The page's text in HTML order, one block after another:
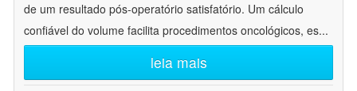
de um resultado pós-operatório satisfatório. Um cálculo
confiável do volume facilita procedimentos oncológicos, es...
leia mais